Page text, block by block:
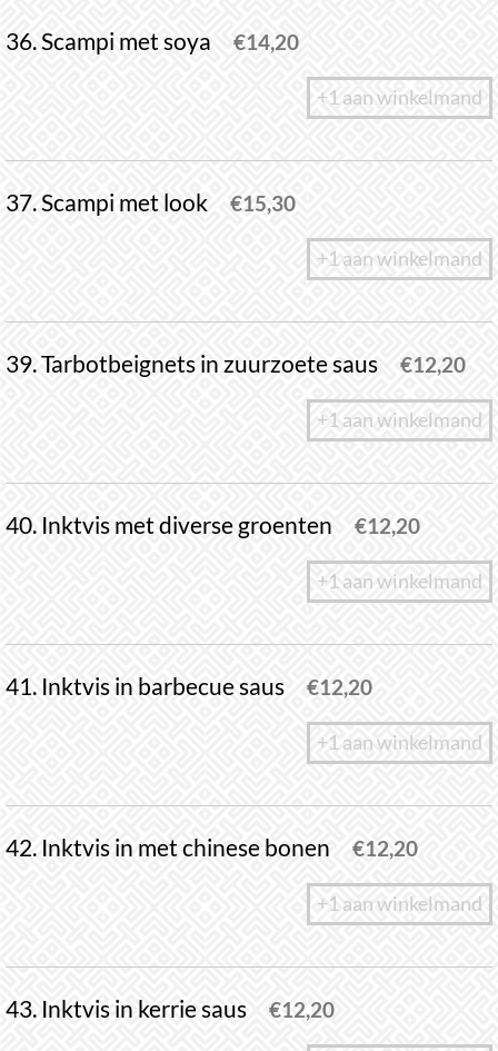
36. Scampi met soya €14,20
+1 aan winkelmand
37. Scampi met look €15,30
+1 aan winkelmand
39. Tarbotbeignets in zuurzoete saus €12,20
+1 aan winkelmand
40. Inktvis met diverse groenten €12,20
+1 aan winkelmand
41. Inktvis in barbecue saus €12,20
+1 aan winkelmand
42. Inktvis in met chinese bonen €12,20
+1 aan winkelmand
43. Inktvis in kerrie saus €12,20